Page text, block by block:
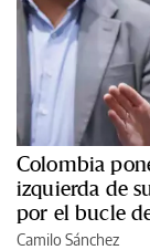
Colombia
izquierda de
por el bucle
Camilo Sánchez